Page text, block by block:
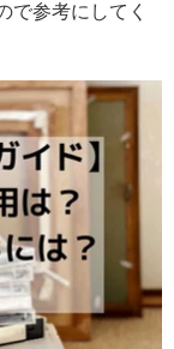
で参考にしてく